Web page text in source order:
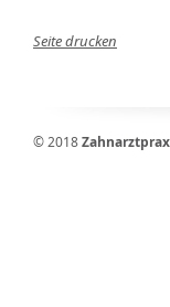
Seite drucken
© 2018